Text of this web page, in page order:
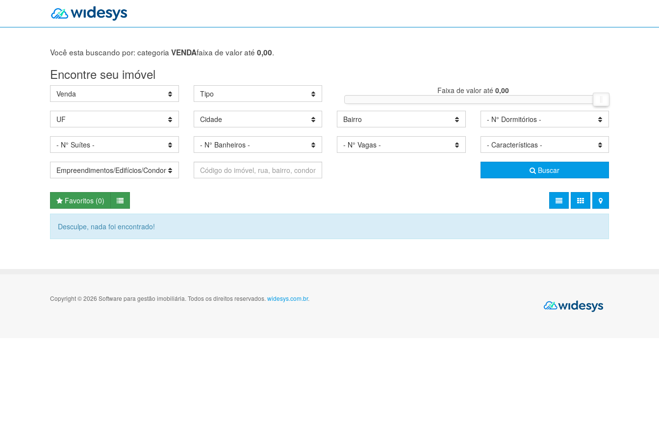
Você esta buscando por: categoria VENDAfaixa de valor até 0,00.
Encontre seu imóvel
Venda Tipo Faixa de valor até 0,00
UF Cidade Bairro - N° Dormitórios -
- N° Suítes - - N° Banheiros - - N° Vagas - - Características -
Empreendimentos/Edifícios/Condomínios Buscar
Favoritos (0)
Desculpe, nada foi encontrado!
Copyright © 2026 Software para gestão imobiliária. Todos os direitos reservados. widesys.com.br.